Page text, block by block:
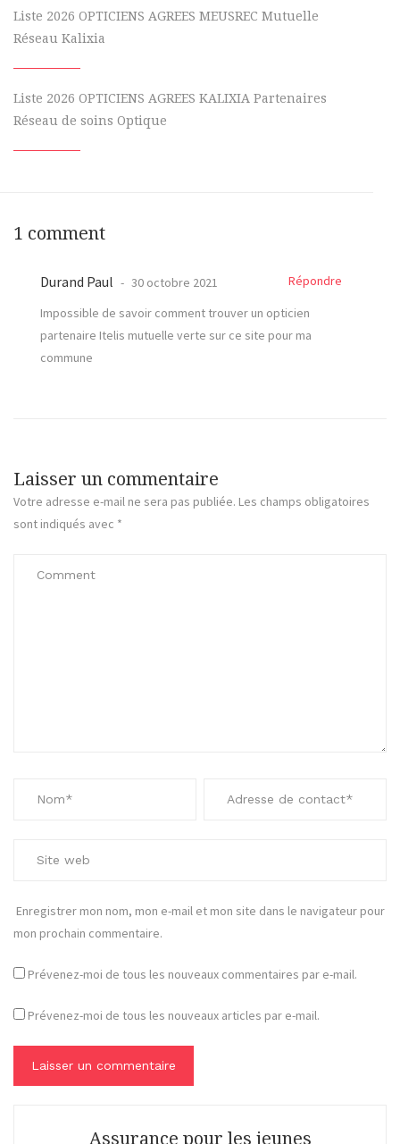
Liste 2026 OPTICIENS AGREES MEUSREC Mutuelle
Réseau Kalixia
Liste 2026 OPTICIENS AGREES KALIXIA Partenaires
Réseau de soins Optique
1 comment
Durand Paul 30 octobre 2021
Répondre
Impossible de savoir comment trouver un opticien
partenaire Itelis mutuelle verte sur ce site pour ma
commune
Laisser un commentaire
Votre adresse e-mail ne sera pas publiée. Les champs obligatoires
sont indiqués avec *
Enregistrer mon nom, mon e-mail et mon site dans le navigateur pour
mon prochain commentaire.
Prévenez-moi de tous les nouveaux commentaires par e-mail.
Prévenez-moi de tous les nouveaux articles par e-mail.
Assurance pour les jeunes